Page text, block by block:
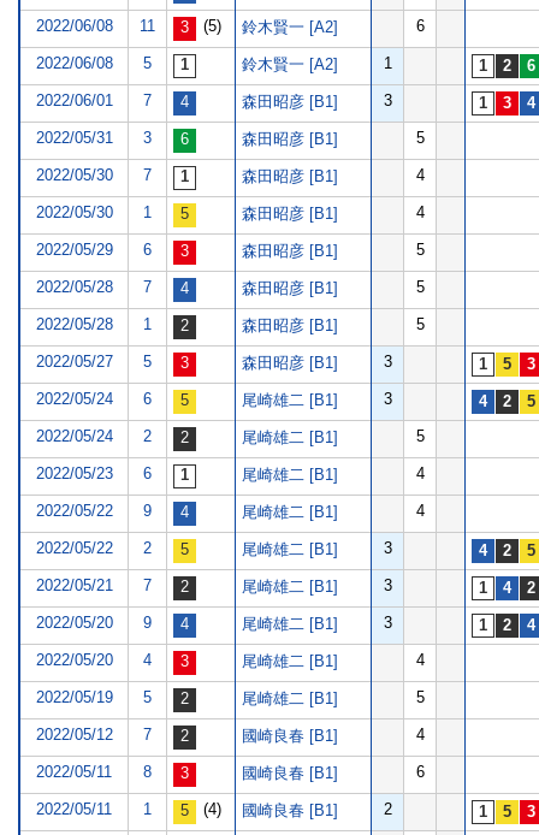
2022/06/08 11 (5) 鈴木賢一 [A2] 6
2022/06/08 5 鈴木賢一 [A2] 1
2022/06/01 7 森田昭彦 [B1] 3
2022/05/31 3 森田昭彦 [B1] 5
2022/05/30 7 森田昭彦 [B1] 4
2022/05/30 1 森田昭彦 [B1] 4
2022/05/29 6 森田昭彦 [B1] 5
2022/05/28 7 森田昭彦 [B1] 5
2022/05/28 1 森田昭彦 [B1] 5
2022/05/27 5 森田昭彦 [B1] 3
2022/05/24 6 尾崎雄二 [B1] 3
2022/05/24 2 尾崎雄二 [B1] 5
2022/05/23 6 尾崎雄二 [B1] 4
2022/05/22 9 尾崎雄二 [B1] 4
2022/05/22 2 尾崎雄二 [B1] 3
2022/05/21 7 尾崎雄二 [B1] 3
2022/05/20 9 尾崎雄二 [B1] 3
2022/05/20 4 尾崎雄二 [B1] 4
2022/05/19 5 尾崎雄二 [B1] 5
2022/05/12 7 國崎良春 [B1] 4
2022/05/11 8 國崎良春 [B1] 6
2022/05/11 1 (4) 國崎良春 [B1] 2